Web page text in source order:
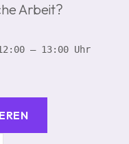
Arbeit?
– 13:00 Uhr